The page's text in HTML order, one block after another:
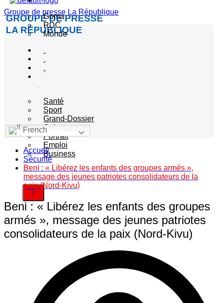
Groupe de presse La République
GROUPE DE PRESSE
LA RÉPUBLIQUE
Goma
RDC
Monde
Santé
Sport
Grand-Dossier
Culture
Portrait
Emploi
Business
X
French
Accueil
Sécurité
Beni : « Libérez les enfants des groupes armés »,
message des jeunes patriotes consolidateurs de la
paix (Nord-Kivu)
Beni : « Libérez les enfants des groupes
armés », message des jeunes patriotes
consolidateurs de la paix (Nord-Kivu)